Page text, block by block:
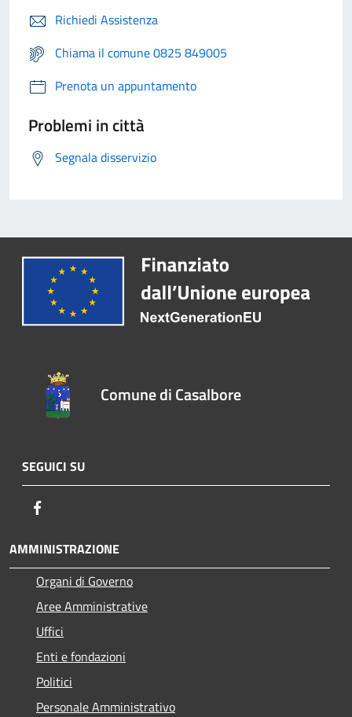
Richiedi Assistenza
Chiama il comune 0825 849005
Prenota un appuntamento
Problemi in città
Segnala disservizio
Comune di Casalbore
SEGUICI SU
AMMINISTRAZIONE
Organi di Governo
Aree Amministrative
Uffici
Enti e fondazioni
Politici
Personale Amministrativo